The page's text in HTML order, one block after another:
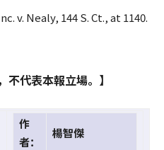
v. Nealy, 144 S. Ct., at 1140.
不代表本報立場。】
作
者：
楊智傑